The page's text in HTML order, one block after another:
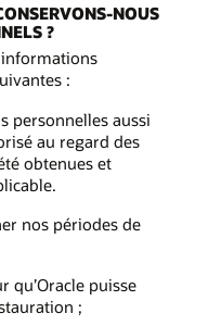
NOUS
?
informations
:
personnelles aussi
au regard des
obtenues et
nos périodes de
qu’Oracle puisse
;